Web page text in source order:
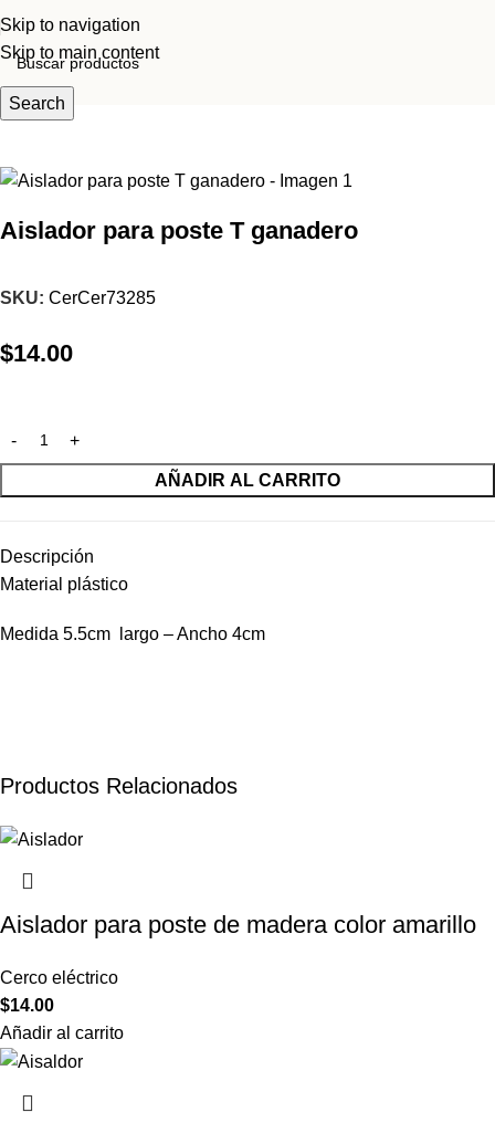
Skip to navigation
Skip to main content
Search
Inicio Tienda
Aislador para poste T ganadero
SKU: CerCer73285
$14.00
AÑADIR AL CARRITO
Descripción
Material plástico
Medida 5.5cm largo – Ancho 4cm
Productos Relacionados
Aislador para poste de madera color amarillo
Cerco eléctrico
$14.00
Añadir al carrito